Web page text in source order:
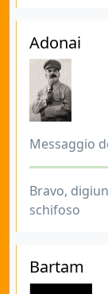
Adonai
Messaggio
Bravo,
schifoso
Bartam